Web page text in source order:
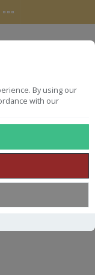
By using our
with our
SILVER